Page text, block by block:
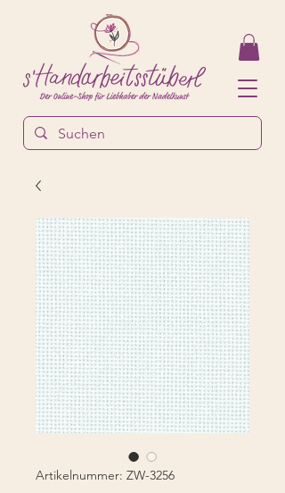
Artikelnummer: ZW-3256